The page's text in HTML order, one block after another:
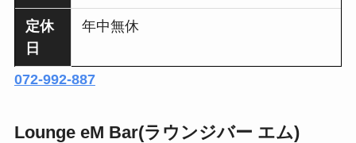
定休
日
年中無休
072-992-887
Lounge eM Bar(ラウンジバー エム)